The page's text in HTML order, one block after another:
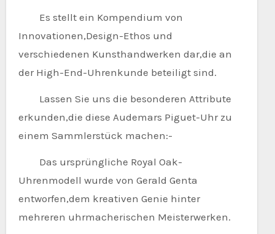
Es stellt ein Kompendium von
Innovationen,Design-Ethos und
verschiedenen Kunsthandwerken dar,die an
der High-End-Uhrenkunde beteiligt sind.
Lassen Sie uns die besonderen Attribute
erkunden,die diese Audemars Piguet-Uhr zu
einem Sammlerstück machen:-
Das ursprüngliche Royal Oak-
Uhrenmodell wurde von Gerald Genta
entworfen,dem kreativen Genie hinter
mehreren uhrmacherischen Meisterwerken.